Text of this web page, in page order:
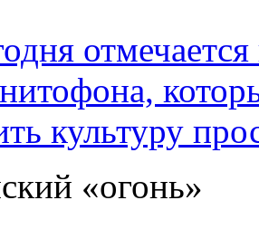
культуру
«огонь»